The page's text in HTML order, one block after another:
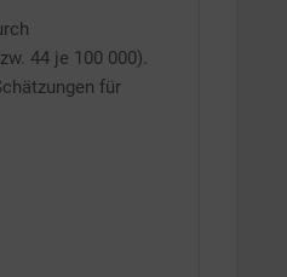
44 je 100 000).
für